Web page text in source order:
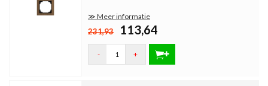
≫ Meer informatie
231,93 113,64
- +